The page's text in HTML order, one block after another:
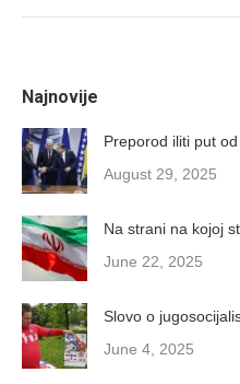
Najnovije
Preporod iliti put
August 29, 2025
Na strani na kojoj
June 22, 2025
Slovo o
June 4, 2025